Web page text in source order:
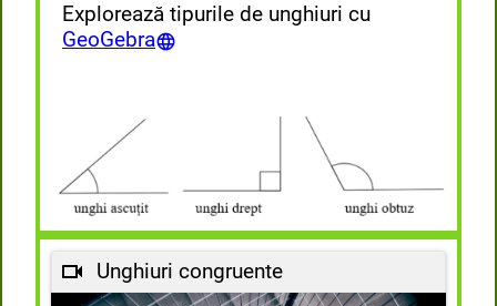
Explorează tipurile de unghiuri cu
GeoGebra
Unghiuri congruente